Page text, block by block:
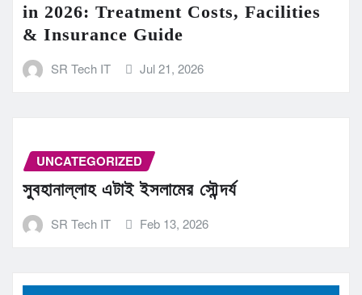
in 2026: Treatment Costs, Facilities
& Insurance Guide
SR Tech IT Jul 21, 2026
UNCATEGORIZED
সুবহানাল্লাহ এটাই ইসলামের সৌন্দর্য
SR Tech IT Feb 13, 2026